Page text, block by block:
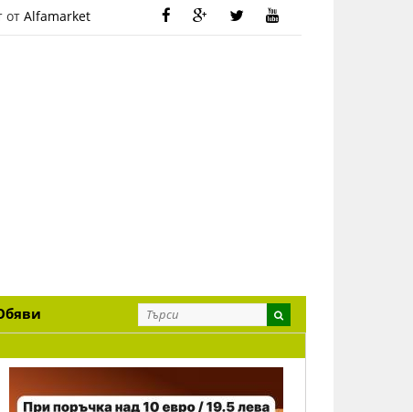
от Alfamarket